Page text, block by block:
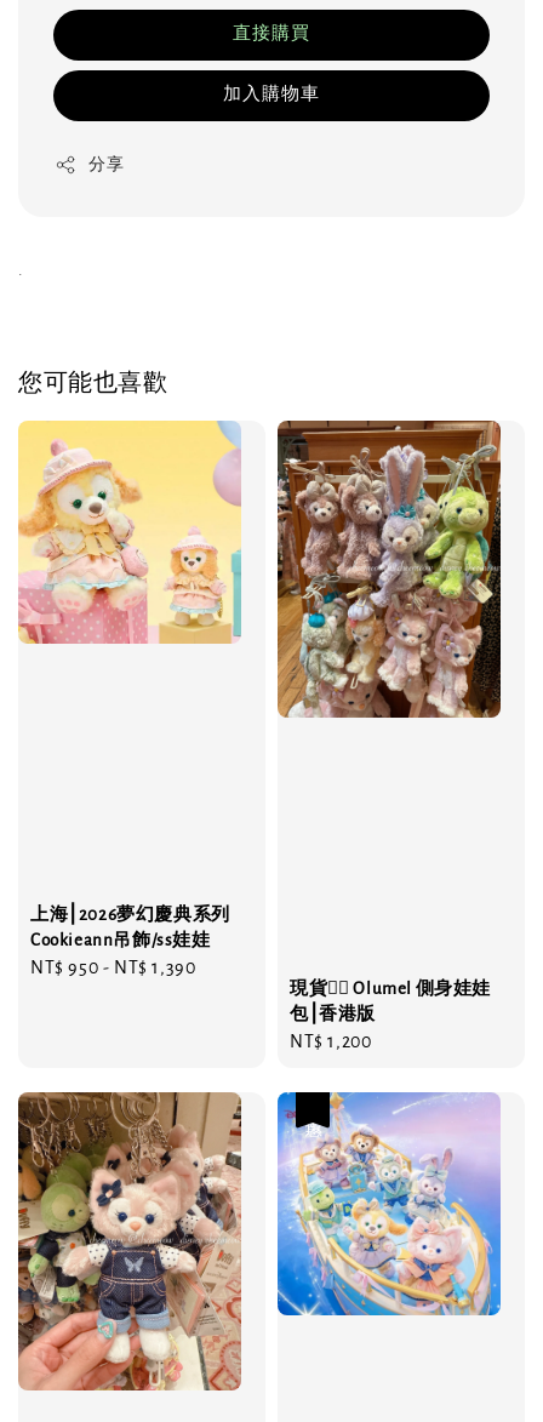
直接購買
加入購物車
分享
您可能也喜歡
上海⎮2026夢幻慶典系列
Cookieann吊飾/ss娃娃
Regular
NT$ 950 - NT$ 1,390
現貨❤️‍🔥 Olumel 側身娃娃
包⎮香港版
Regular
NT$ 1,200